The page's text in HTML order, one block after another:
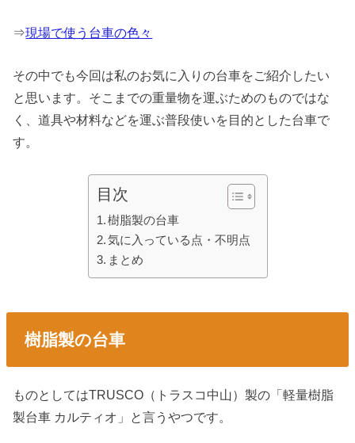
⇒現場で使う台車の色々
その中でも今回は私のお気に入りの台車をご紹介したい
と思います。そこまでの重量物を運ぶためのものではな
く、道具や材料などを運ぶ普段使いを目的とした台車で
す。
目次
樹脂製の台車
気に入っている点・不明点
まとめ
樹脂製の台車
ものとしてはTRUSCO（トラスコ中山）製の「軽量樹脂
製台車 カルティオ」と言うやつです。